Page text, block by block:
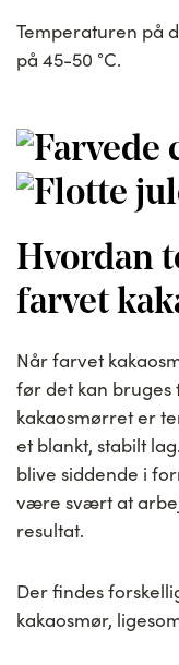
Temperaturen på
på 45-50 °C.
Hvordan
farvet
Når farvet
før det kan bruges
kakaosmørret er
et blankt, stabilt
blive siddende i
være svært at
resultat.
Der findes
kakaosmør,